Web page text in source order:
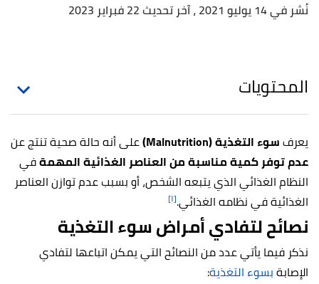
نُشر في 14 يوليو 2021
، آخر تحديث 22 فبراير 2023
المحتويات
يعرفسوء التغذية (Malnutrition)
على أنه حالة صحية تنتج عن
عدم توفر كمية مناسبة من العناصر الغذائية المهمةفي
النظام الغذائي الذي يتبعه الشخص، أو بسبب عدم توازن العناصر
الغذائية في نظامه الغذائي.[١]
نصائح لتفادي أمراض سوء التغذية
نذكر فيما يأتي عدد من النصائح التي يمكن اتباعها لتفادي
الإصابةبسوء التغذية: